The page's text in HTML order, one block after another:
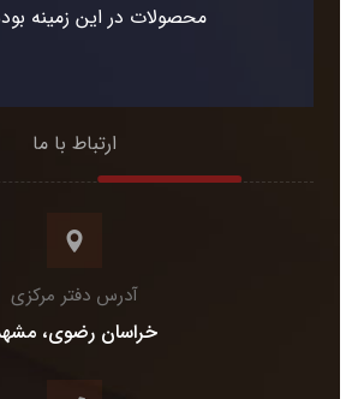
محصولات در این زمینه
ارتباط با ما
آدرس دفتر مرکزی
خراسان رضوی،